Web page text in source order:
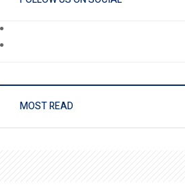
MOST READ